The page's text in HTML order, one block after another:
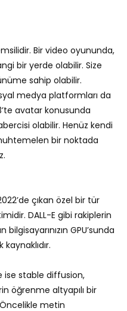
Bir video oyununda,
bir yerde olabilir. Size
sahip olabilir.
medya platformları da
avatar konusunda
olabilir. Henüz kendi
bir noktada
çıkan özel bir tür
DALL-E gibi rakiplerin
GPU’sunda
ise stable diffusion,
öğrenme altyapılı bir
metin